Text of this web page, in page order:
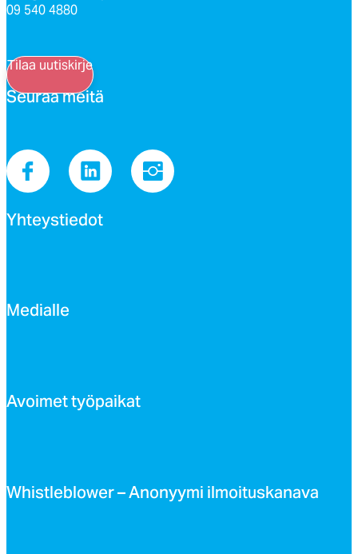
09 540 4880
Tilaa uutiskirje
Seu­raa mei­tä
Yh­teys­tie­dot
Me­dial­le
Avoi­met työ­pai­kat
Whist­leb­lo­wer – Ano­nyy­mi il­moi­tus­ka­na­va